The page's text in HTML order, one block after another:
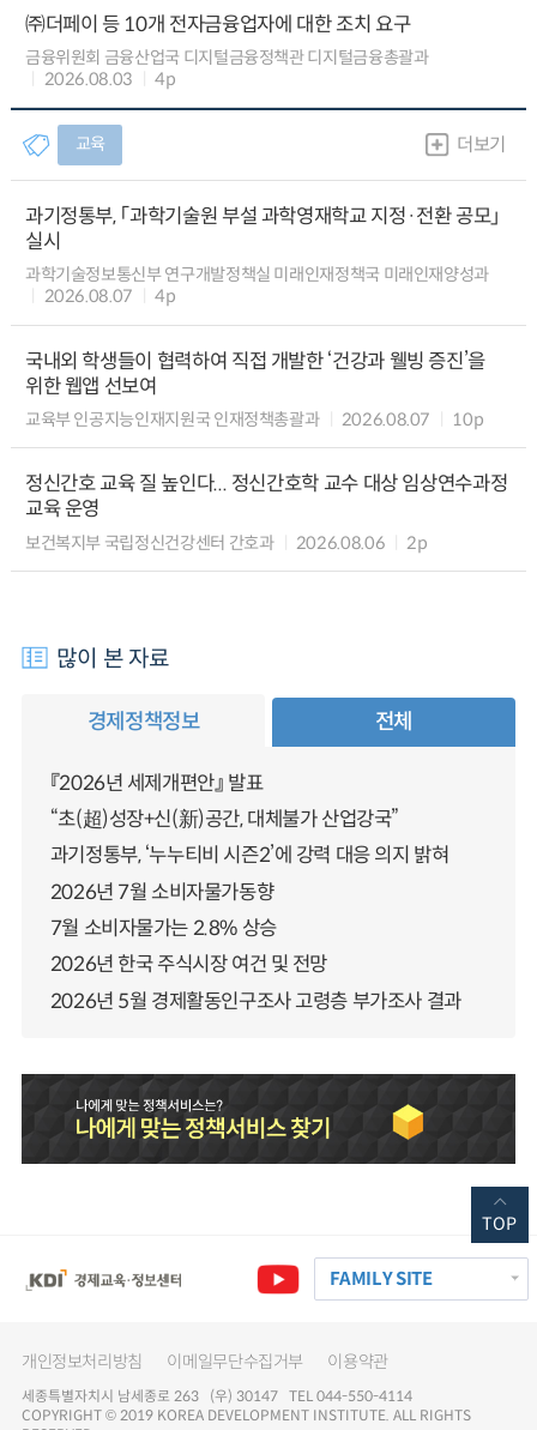
㈜더페이 등 10개 전자금융업자에 대한 조치 요구
금융위원회 금융산업국 디지털금융정책관 디지털금융총괄과
2026.08.03
4p
교육 더보기
과기정통부, 「과학기술원 부설 과학영재학교 지정·전환 공모」
실시
과학기술정보통신부 연구개발정책실 미래인재정책국 미래인재양성과
2026.08.07
4p
국내외 학생들이 협력하여 직접 개발한 ‘건강과 웰빙 증진’을
위한 웹앱 선보여
교육부 인공지능인재지원국 인재정책총괄과 2026.08.07 10p
정신간호 교육 질 높인다... 정신간호학 교수 대상 임상연수과정
교육 운영
보건복지부 국립정신건강센터 간호과 2026.08.06 2p
많이 본 자료
경제정책정보 전체
『2026년 세제개편안』 발표
“초(超)성장+신(新)공간, 대체불가 산업강국”
과기정통부, ‘누누티비 시즌2’에 강력 대응 의지 밝혀
2026년 7월 소비자물가동향
7월 소비자물가는 2.8% 상승
2026년 한국 주식시장 여건 및 전망
2026년 5월 경제활동인구조사 고령층 부가조사 결과
FAMILY SITE
개인정보처리방침 이메일무단수집거부 이용약관
세종특별자치시 남세종로 263 (우) 30147 TEL 044-550-4114
COPYRIGHT © 2019 KOREA DEVELOPMENT INSTITUTE. ALL RIGHTS
TOP